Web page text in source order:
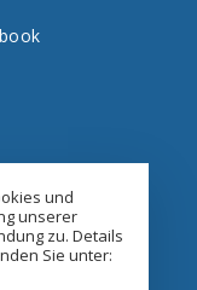
und
unserer
zu. Details
Sie unter: